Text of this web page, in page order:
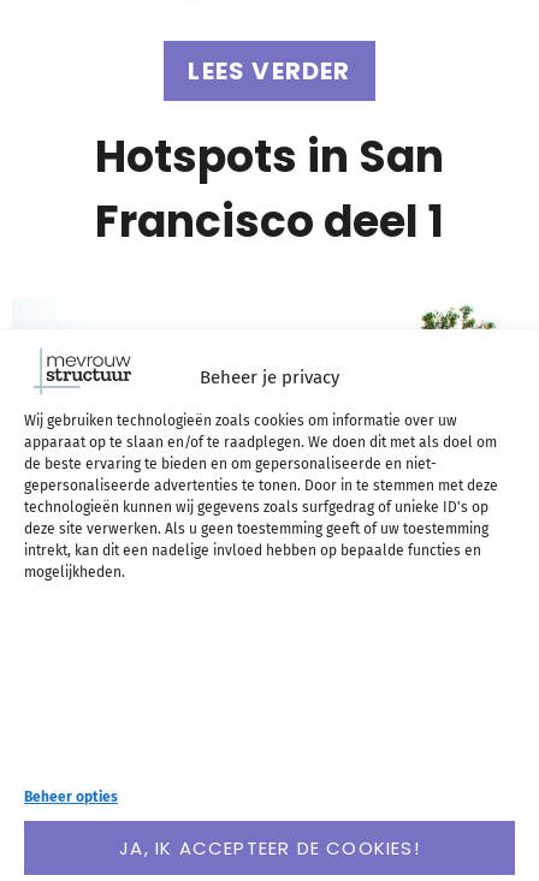
Beheer je privacy
Wij gebruiken technologieën zoals cookies om informatie over uw
apparaat op te slaan en/of te raadplegen. We doen dit met als doel om
de beste ervaring te bieden en om gepersonaliseerde en niet-
gepersonaliseerde advertenties te tonen. Door in te stemmen met deze
technologieën kunnen wij gegevens zoals surfgedrag of unieke ID's op
deze site verwerken. Als u geen toestemming geeft of uw toestemming
intrekt, kan dit een nadelige invloed hebben op bepaalde functies en
mogelijkheden.
Beheer opties
JA, IK ACCEPTEER DE COOKIES!
LEES VERDER
Hotspots in San
Francisco deel 1
beurt en deel ik San Francisco hotspots! Afgelopen
november was ik